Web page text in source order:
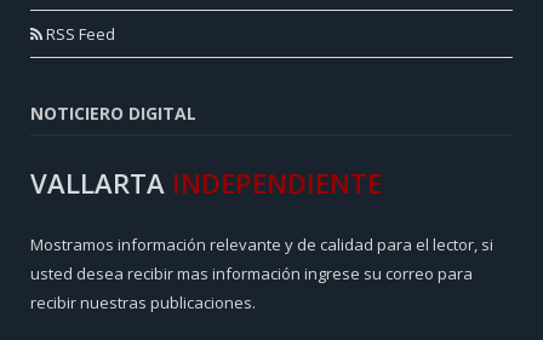
RSS Feed
NOTICIERO DIGITAL
VALLARTA INDEPENDIENTE
Mostramos información relevante y de calidad para el lector, si
usted desea recibir mas información ingrese su correo para
recibir nuestras publicaciones.